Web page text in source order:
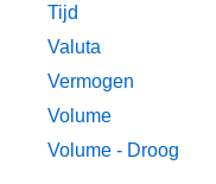
Tijd
Valuta
Vermogen
Volume
Volume - Droog